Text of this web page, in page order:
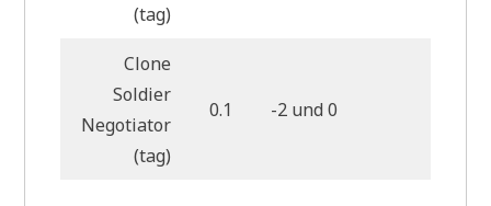
(tag)
Clone
Soldier
Negotiator
(tag)
0.1 -2 und 0